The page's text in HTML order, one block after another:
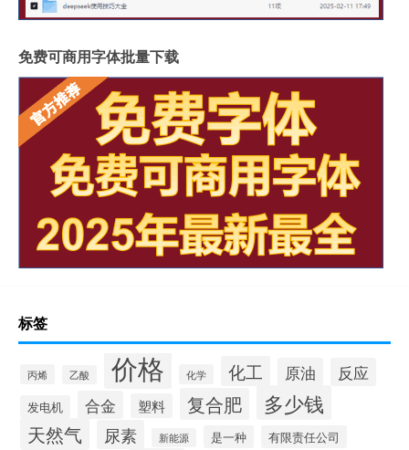
免费可商用字体批量下载
标签
丙烯 乙酸 价格 化学 化工 原油 反应
发电机 合金 塑料 复合肥 多少钱
天然气 尿素 新能源 是一种 有限责任公司